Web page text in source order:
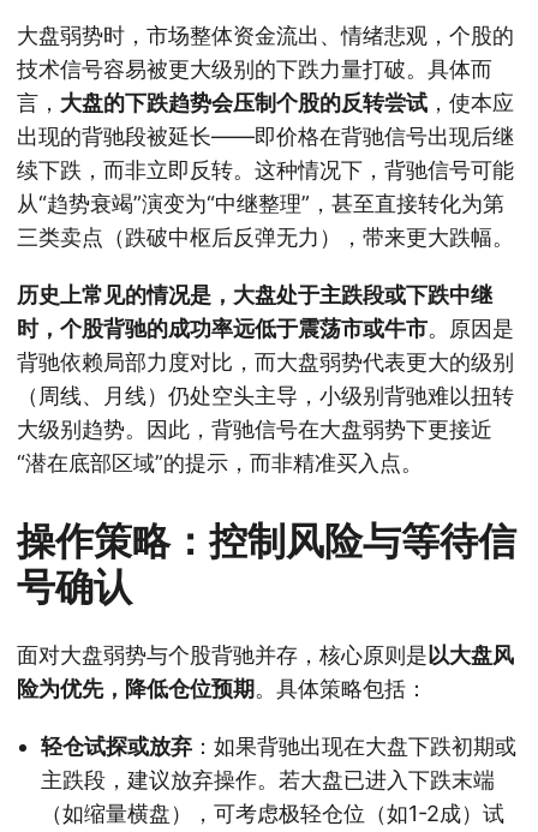
大盘弱势时，市场整体资金流出、情绪悲观，个股的
技术信号容易被更大级别的下跌力量打破。具体而
言， 大盘的下跌趋势会压制个股的反转尝试 ，使本应
出现的背驰段被延长——即价格在背驰信号出现后继
续下跌，而非立即反转。这种情况下，背驰信号可能
从“趋势衰竭”演变为“中继整理”，甚至直接转化为第
三类卖点（跌破中枢后反弹无力），带来更大跌幅。
历史上常见的情况是，大盘处于主跌段或下跌中继
时，个股背驰的成功率远低于震荡市或牛市。原因是
背驰依赖局部力度对比，而大盘弱势代表更大的级别
（周线、月线）仍处空头主导，小级别背驰难以扭转
大级别趋势。因此，背驰信号在大盘弱势下更接近
“潜在底部区域”的提示，而非精准买入点。
操作策略：控制风险与等待信
号确认
面对大盘弱势与个股背驰并存，核心原则是以大盘风
险为优先，降低仓位预期。具体策略包括：
轻仓试探或放弃 ：如果背驰出现在大盘下跌初期或
主跌段，建议放弃操作。若大盘已进入下跌末端
（如缩量横盘），可考虑极轻仓位（如1-2成）试